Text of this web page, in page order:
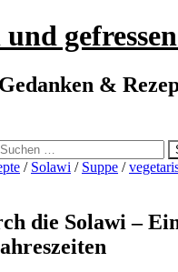
und
&
/ Solawi / Suppe /
die Solawi –